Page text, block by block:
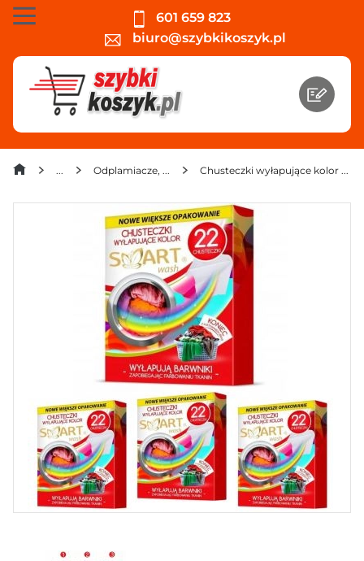
601 659 823
biuro@szybkikoszyk.pl
Odplamiacze, wybielacze i krochmale Chusteczki wyłapujące kolor Smart Wash (22 sztuki) x 4 opakowania